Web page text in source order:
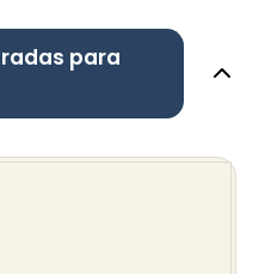
para